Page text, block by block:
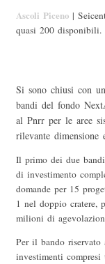
Ascoli Piceno |
quasi 200 disponibili.
Si sono chiusi con
bandi del fondo
al Pnrr per le aree
rilevante
Il primo dei due
di investimento
domande per 15
1 nel doppio cratere,
milioni di
Per il bando
investimenti